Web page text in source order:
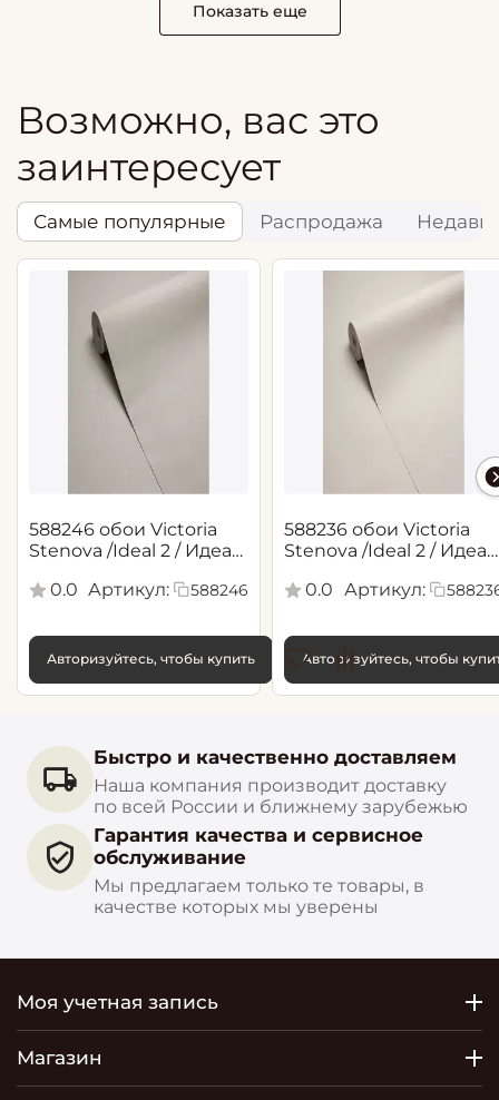
Показать еще
Возможно, вас это
заинтересует
Самые популярные Распродажа
588246 обои Victoria
Stenova /Ideal 2 / Идеал
0.0 Артикул: 588246
Авторизуйтесь, чтобы купить
588236 обои Victoria
Stenova /Ideal 2 / Идеал
0.0
Артикул:
Авторизуйтесь, чтобы
Быстро и качественно доставляем
Наша компания производит доставку
по всей России и ближнему зарубежью
Гарантия качества и сервисное
обслуживание
Мы предлагаем только те товары, в
качестве которых мы уверены
Моя учетная запись
Магазин